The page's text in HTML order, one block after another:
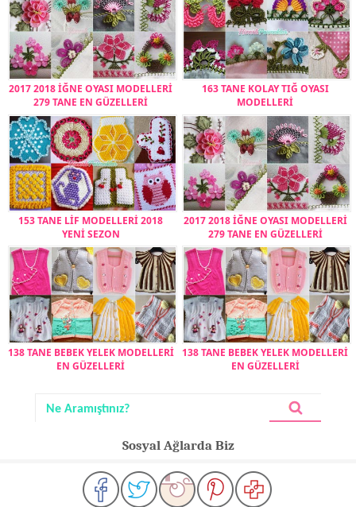
2017 2018 İĞNE OYASI MODELLERİ
279 TANE EN GÜZELLERİ
163 TANE KOLAY TIĞ OYASI
MODELLERİ
153 TANE LİF MODELLERİ 2018
YENİ SEZON
2017 2018 İĞNE OYASI MODELLERİ
279 TANE EN GÜZELLERİ
138 TANE BEBEK YELEK MODELLERİ
EN GÜZELLERİ
138 TANE BEBEK YELEK MODELLERİ
EN GÜZELLERİ
Sosyal Ağlarda Biz